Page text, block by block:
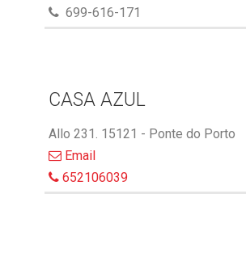
699-616-171
CASA AZUL
Allo 231. 15121 - Ponte do Porto
Email
652106039